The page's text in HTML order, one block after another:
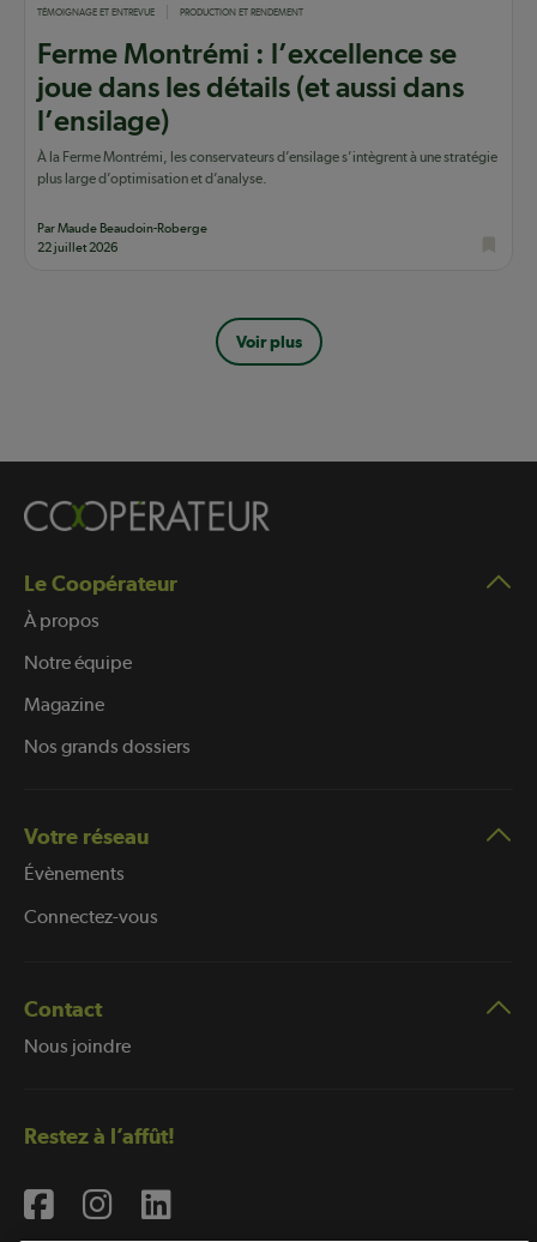
TÉMOIGNAGE ET ENTREVUE PRODUCTION ET RENDEMENT
Ferme Montrémi : l’excellence se
joue dans les détails (et aussi dans
l’ensilage)
À la Ferme Montrémi, les conservateurs d’ensilage s’intègrent à une stratégie
plus large d’optimisation et d’analyse.
Par Maude Beaudoin-Roberge
22 juillet 2026
Voir plus
Le Coopérateur
À propos
Notre équipe
Magazine
Nos grands dossiers
Votre réseau
Évènements
Connectez-vous
Contact
Nous joindre
Restez à l’affût!